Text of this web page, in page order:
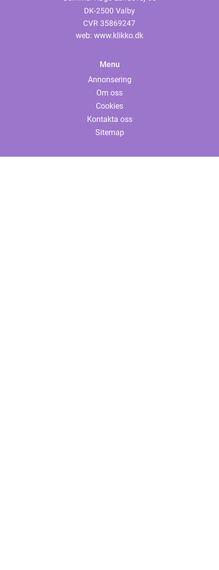
web: www.klikko.dk
Menu
Annonsering
Om oss
Cookies
Kontakta oss
Sitemap